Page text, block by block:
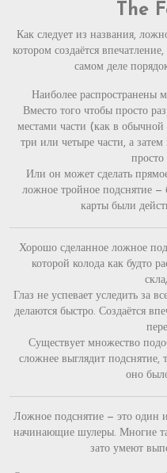
The
Как следует из названия,
котором создаётся
самом деле
Наиболее распространены
Вместо того чтобы просто
местами части (как в обычной
три или четыре части, а
просто
Или он может сделать
ложное тройное подснятие —
карты были
Хорошо сделанное ложное
которой колода как будто
Глаз не успевает уследить за
делаются быстро. Создаётся
Существует множество
сложнее выглядит
оно
Ложное подснятие — это один
начинающие шулеры. Многие
зато умеют